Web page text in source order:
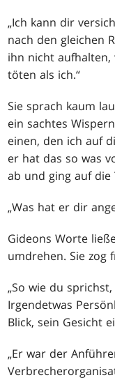
„Ich kann dir
nach den gleichen
ihn nicht
töten als ich.“
Sie sprach kaum
ein sachtes
einen, den ich auf
er hat das so was
ab und ging auf die
„Was hat er dir
Gideons Worte
umdrehen. Sie zog
„So wie du
Irgendetwas
Blick, sein Gesicht
„Er war der